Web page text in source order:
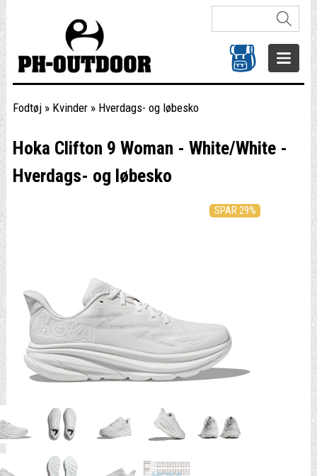
Fodtøj» Kvinder» Hverdags- og løbesko
Hoka Clifton 9 Woman - White/White -
Hverdags- og løbesko
SPAR 29%